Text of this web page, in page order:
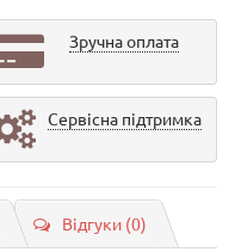
Зручна оплата
Сервісна підтримка
Відгуки (0)